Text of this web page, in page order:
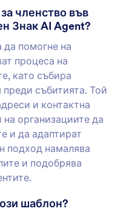
членство във
Знак AI Agent?
да помогне на
процеса на
като събира
събитията. Той
и контактна
организациите да
и да адаптират
подход намалява
и подобрява
шаблон?